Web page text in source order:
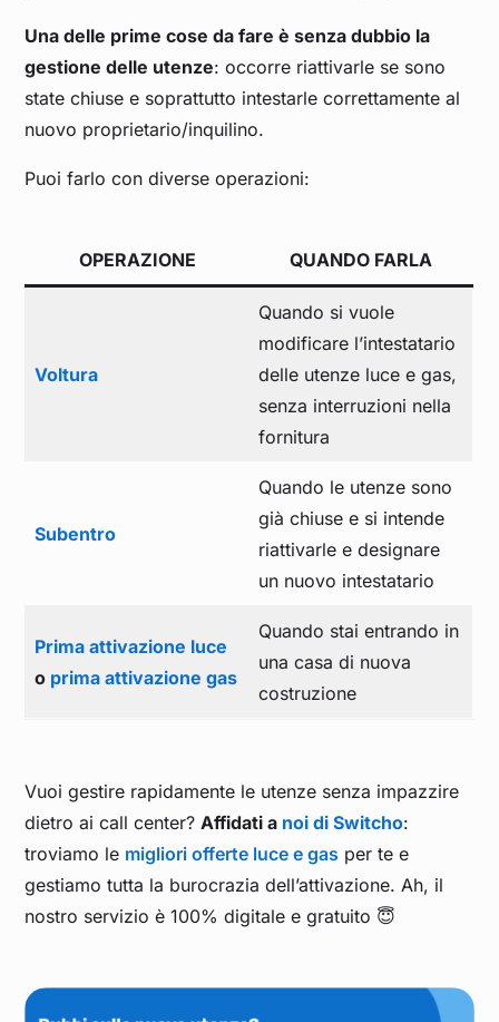
Una delle prime cose da fare è senza dubbio la
gestione delle utenze: occorre riattivarle se sono
state chiuse e soprattutto intestarle correttamente al
nuovo proprietario/inquilino.
Puoi farlo con diverse operazioni:
OPERAZIONE QUANDO FARLA
Voltura
Quando si vuole
modificare l’intestatario
delle utenze luce e gas,
senza interruzioni nella
fornitura
Subentro
Quando le utenze sono
già chiuse e si intende
riattivarle e designare
un nuovo intestatario
Prima attivazione luce
o prima attivazione gas
Quando stai entrando in
una casa di nuova
costruzione
Vuoi gestire rapidamente le utenze senza impazzire
dietro ai call center?Affidati a noi di Switcho:
troviamo le migliori offerte luce e gas per te e
gestiamo tutta la burocrazia dell’attivazione. Ah, il
nostro servizio è 100% digitale e gratuito 😇